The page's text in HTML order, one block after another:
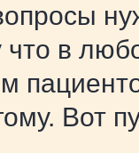
что в
Вот